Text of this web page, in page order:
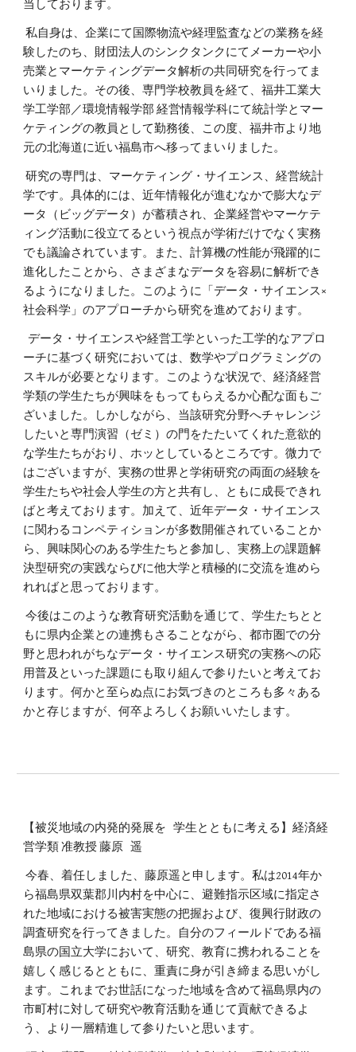
当しております。
私自身は、企業にて国際物流や経理監査などの業務を経
験したのち、財団法人のシンクタンクにてメーカーや小
売業とマーケティングデータ解析の共同研究を行ってま
いりました。その後、専門学校教員を経て、福井工業大
学工学部／環境情報学部 経営情報学科にて統計学とマー
ケティングの教員として勤務後、この度、福井市より地
元の北海道に近い福島市へ移ってまいりました。
研究の専門は、マーケティング・サイエンス、経営統計
学です。具体的には、近年情報化が進むなかで膨大なデ
ータ（ビッグデータ）が蓄積され、企業経営やマーケテ
ィング活動に役立てるという視点が学術だけでなく実務
でも議論されています。また、計算機の性能が飛躍的に
進化したことから、さまざまなデータを容易に解析でき
るようになりました。このように「データ・サイエンス×
社会科学」のアプローチから研究を進めております。
データ・サイエンスや経営工学といった工学的なアプロ
ーチに基づく研究においては、数学やプログラミングの
スキルが必要となります。このような状況で、経済経営
学類の学生たちが興味をもってもらえるか心配な面もご
ざいました。しかしながら、当該研究分野へチャレンジ
したいと専門演習（ゼミ）の門をたたいてくれた意欲的
な学生たちがおり、ホッとしているところです。微力で
はございますが、実務の世界と学術研究の両面の経験を
学生たちや社会人学生の方と共有し、ともに成長できれ
ばと考えております。加えて、近年データ・サイエンス
に関わるコンペティションが多数開催されていることか
ら、興味関心のある学生たちと参加し、実務上の課題解
決型研究の実践ならびに他大学と積極的に交流を進めら
れればと思っております。
今後はこのような教育研究活動を通じて、学生たちとと
もに県内企業との連携もさることながら、都市圏での分
野と思われがちなデータ・サイエンス研究の実務への応
用普及といった課題にも取り組んで参りたいと考えてお
ります。何かと至らぬ点にお気づきのところも多々ある
かと存じますが、何卒よろしくお願いいたします。
【被災地域の内発的発展を 学生とともに考える】経済経
営学類 准教授 藤原 遥
今春、着任しました、藤原遥と申します。私は2014年か
ら福島県双葉郡川内村を中心に、避難指示区域に指定さ
れた地域における被害実態の把握および、復興行財政の
調査研究を行ってきました。自分のフィールドである福
島県の国立大学において、研究、教育に携われることを
嬉しく感じるとともに、重責に身が引き締まる思いがし
ます。これまでお世話になった地域を含めて福島県内の
市町村に対して研究や教育活動を通じて貢献できるよ
う、より一層精進して参りたいと思います。